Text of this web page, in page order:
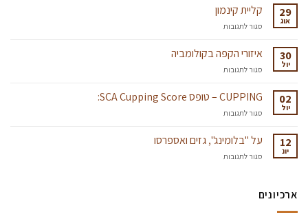
הקלייה
ומדוע
הם
לנו?
29
אוג
קליית קינמון
סגור לתגובות
קינמון
30
יול
איזורי הקפה בקולומביה
סגור לתגובות
הקפה
02
יול
CUPPING – טופס SCA Cupping Score:
סגור לתגובות
–
טופס
SCA
12
יונ
על "בלומינג", גזים ואספרסו
סגור לתגובות
ארכיונים